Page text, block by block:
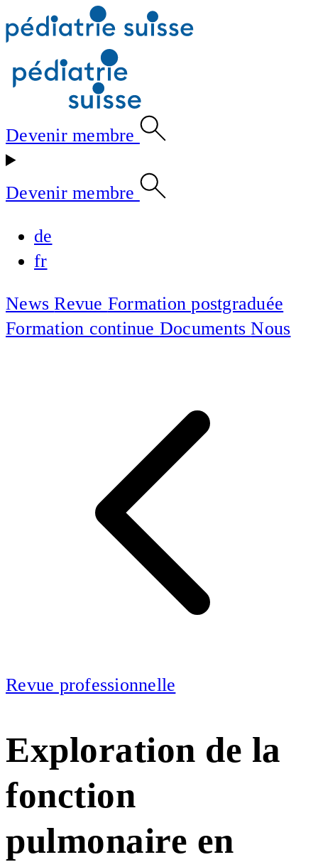
Devenir membre
Devenir membre
de
fr
NewsRevue Formation postgraduée
Formation continue DocumentsNous
Revue professionnelle
Exploration de la
fonction
pulmonaire en